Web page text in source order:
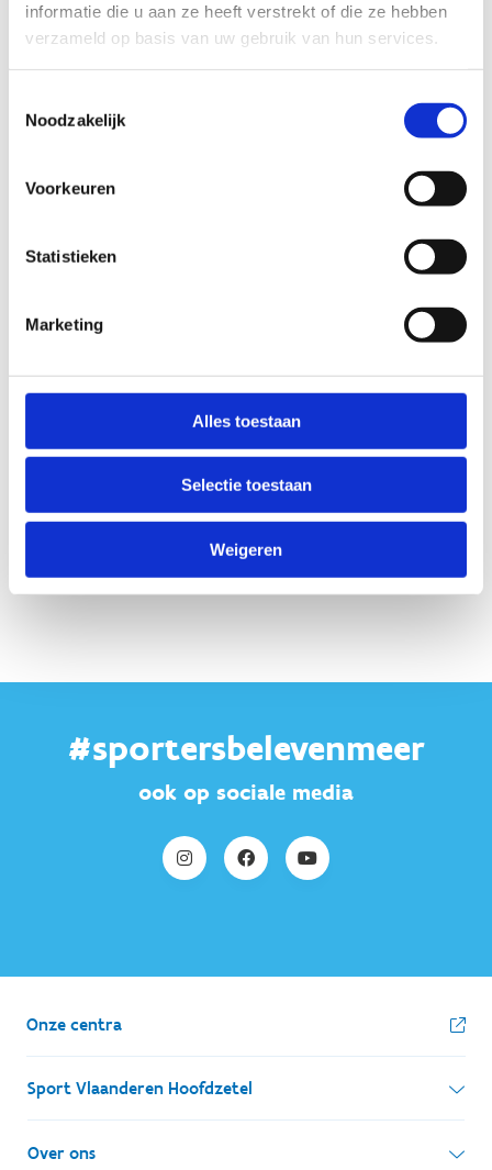
informatie die u aan ze heeft verstrekt of die ze hebben
verzameld op basis van uw gebruik van hun services.
Noodzakelijk
Voorkeuren
Statistieken
Marketing
Alles toestaan
Selectie toestaan
Weigeren
#sportersbelevenmeer
ook op sociale media
Onze centra
Sport Vlaanderen Hoofdzetel
Simon Bolivarlaan 17
Over ons